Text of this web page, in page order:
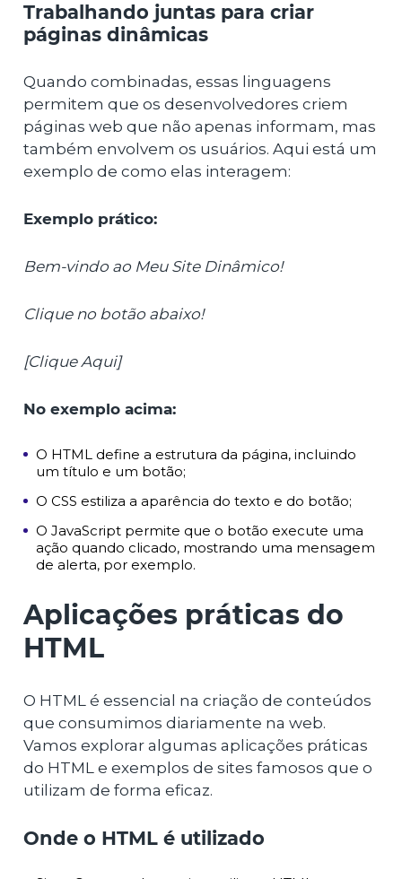
Trabalhando juntas para criar
páginas dinâmicas
Quando combinadas, essas linguagens
permitem que os desenvolvedores criem
páginas web que não apenas informam, mas
também envolvem os usuários. Aqui está um
exemplo de como elas interagem:
Exemplo prático:
Bem-vindo ao Meu Site Dinâmico!
Clique no botão abaixo!
[Clique Aqui]
No exemplo acima:
O HTML define a estrutura da página, incluindo
um título e um botão;
O CSS estiliza a aparência do texto e do botão;
O JavaScript permite que o botão execute uma
ação quando clicado, mostrando uma mensagem
de alerta, por exemplo.
Aplicações práticas do
HTML
O HTML é essencial na criação de conteúdos
que consumimos diariamente na web.
Vamos explorar algumas aplicações práticas
do HTML e exemplos de sites famosos que o
utilizam de forma eficaz.
Onde o HTML é utilizado